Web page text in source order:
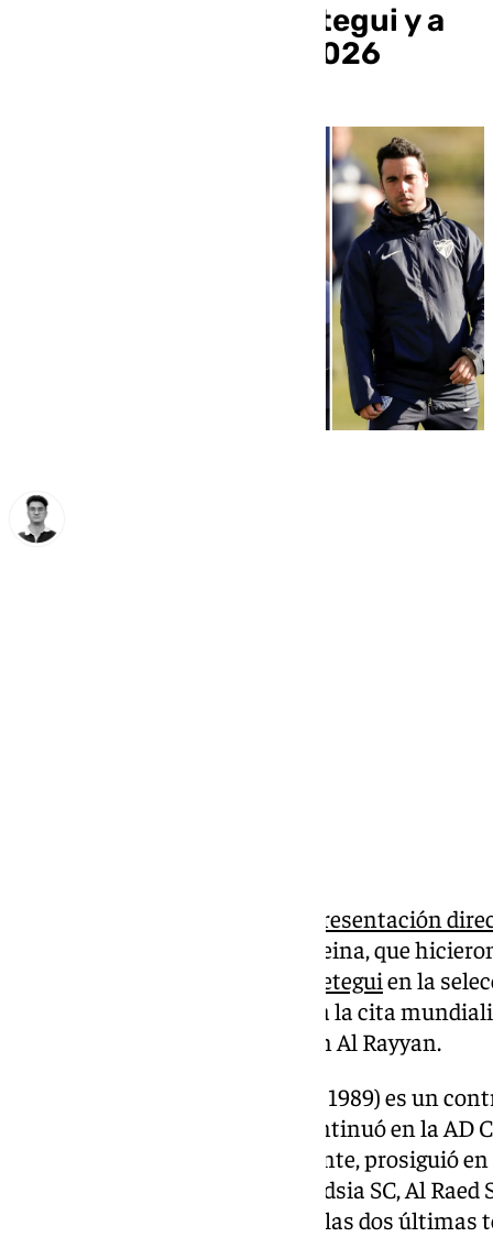
acompañarán a Lopetegui y a
Catar en el Mundial 2026
El fútbol malagueño tendrá representación
Alejandro Caro y Álvaro Reina, que
Julen Lopeteguien la
logrado la clasificación directa a la cita
Emiratos Árabes Unidos (2-1) en Al Rayyan.
Alejandro Caro Muñoz (Málaga, 1989) es un
su experiencia, en LaLiga, la continuó en la AD
Tercera División y, posteriormente, prosiguió
Saudí), Al Jahra SD (Kuwait), Qadsia SC, Al
Kuwait, donde ha permanecido las dos últimas